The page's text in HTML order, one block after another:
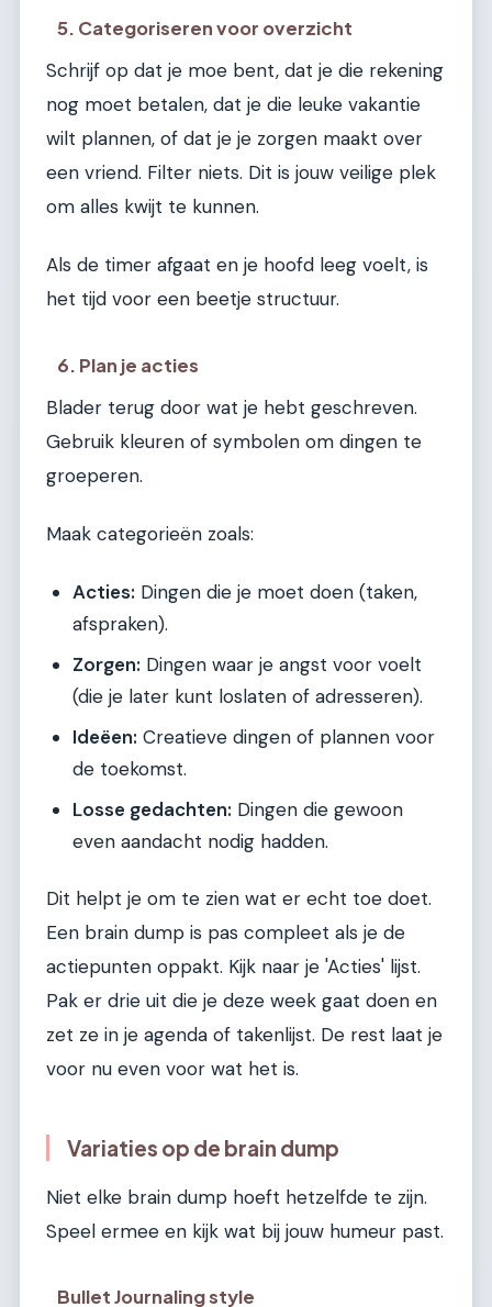
5. Categoriseren voor overzicht
Schrijf op dat je moe bent, dat je die rekening
nog moet betalen, dat je die leuke vakantie
wilt plannen, of dat je je zorgen maakt over
een vriend. Filter niets. Dit is jouw veilige plek
om alles kwijt te kunnen.
Als de timer afgaat en je hoofd leeg voelt, is
het tijd voor een beetje structuur.
6. Plan je acties
Blader terug door wat je hebt geschreven.
Gebruik kleuren of symbolen om dingen te
groeperen.
Maak categorieën zoals:
Acties: Dingen die je moet doen (taken,
afspraken).
Zorgen: Dingen waar je angst voor voelt
(die je later kunt loslaten of adresseren).
Ideëen: Creatieve dingen of plannen voor
de toekomst.
Losse gedachten: Dingen die gewoon
even aandacht nodig hadden.
Dit helpt je om te zien wat er echt toe doet.
Een brain dump is pas compleet als je de
actiepunten oppakt. Kijk naar je 'Acties' lijst.
Pak er drie uit die je deze week gaat doen en
zet ze in je agenda of takenlijst. De rest laat je
voor nu even voor wat het is.
Variaties op de brain dump
Niet elke brain dump hoeft hetzelfde te zijn.
Speel ermee en kijk wat bij jouw humeur past.
Bullet Journaling style